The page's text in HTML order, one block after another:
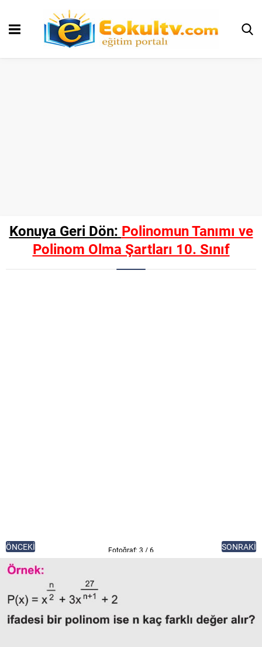
Konuya Geri Dön: Polinomun Tanımı ve
Polinom Olma Şartları 10. Sınıf
ÖNCEKİ Fotoğraf: 3 / 6 SONRAKİ